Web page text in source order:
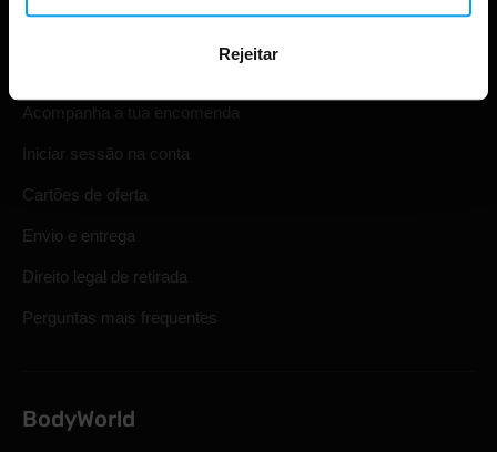
Rejeitar
Acompanha a tua encomenda
Iniciar sessão na conta
Cartões de oferta
Envio e entrega
Direito legal de retirada
Perguntas mais frequentes
BodyWorld